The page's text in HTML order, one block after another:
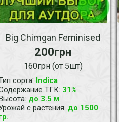
Big Chimgan Feminised
200грн
160грн (от 5шт)
сорта: Indica
ТГК: 31%
: до 3.5 м
с растения: до 1500